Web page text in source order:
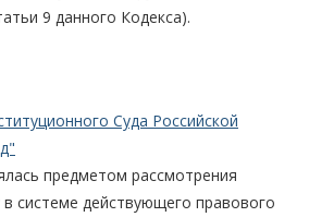
9 данного Кодекса).
Суда Российской
предметом рассмотрения
в системе действующего правового